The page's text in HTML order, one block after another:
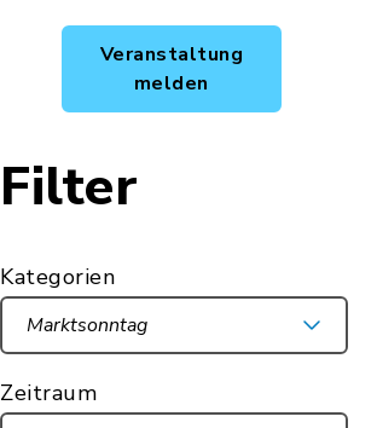
Veranstaltung
melden
Filter
Kategorien
Marktsonntag
Zeitraum